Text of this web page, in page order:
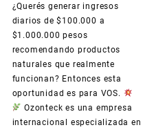
Apenas
o
Seu
¿Querés generar ingresos
diarios de $100.000 a
$1.000.000 pesos
recomendando productos
naturales que realmente
funcionan? Entonces esta
oportunidad es para VOS.
Ozonteck es una empresa
internacional especializada en